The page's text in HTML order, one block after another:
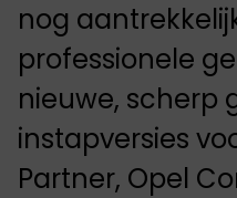
nog
professionele
nieuwe, scherp
instapversies
Partner, Opel